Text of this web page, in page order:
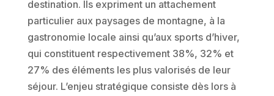
destination. Ils expriment un attachement
particulier aux paysages de montagne, à la
gastronomie locale ainsi qu’aux sports d’hiver,
qui constituent respectivement 38%, 32% et
27% des éléments les plus valorisés de leur
séjour. L’enjeu stratégique consiste dès lors à